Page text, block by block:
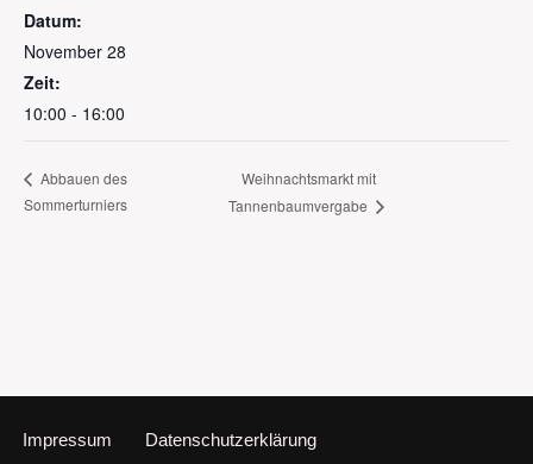
Datum:
November 28
Zeit:
10:00 - 16:00
Abbauen des
Sommerturniers
Weihnachtsmarkt mit
Tannenbaumvergabe
Impressum Datenschutzerklärung